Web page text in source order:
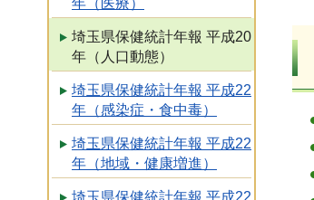
年（医療）
埼玉県保健統計年報 平成20
年（人口動態）
埼玉県保健統計年報 平成22
年（感染症・食中毒）
埼玉県保健統計年報 平成22
年（地域・健康増進）
埼玉県保健統計年報 平成22